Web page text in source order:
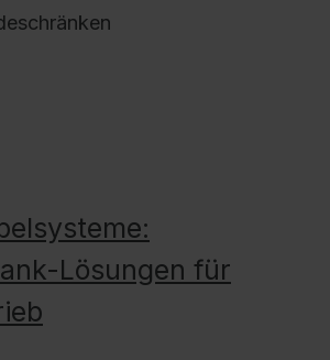
Lösungen für